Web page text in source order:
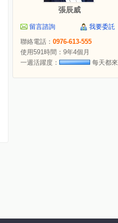
張辰威
留言諮詢
我要委託
聯絡電話： 0976-613-555
使用591時間：9年4個月
一週活躍度：
每天都來